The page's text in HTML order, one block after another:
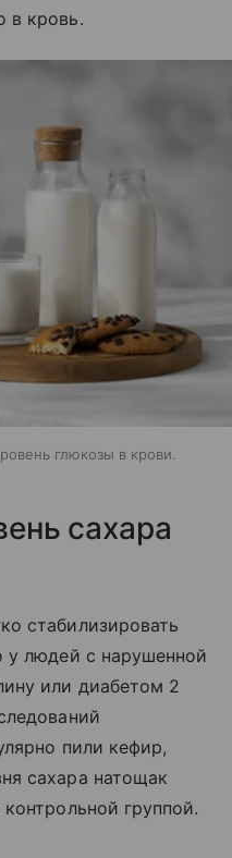
в кровь.
глюкозы в крови.
сахара
стабилизировать
у людей с нарушенной
или диабетом 2
пили кефир,
сахара натощак
группой.